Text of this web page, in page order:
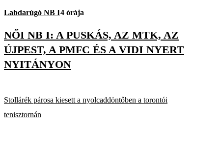
Labdarúgó NB I4 órája
NŐI NB I: A PUSKÁS, AZ MTK, AZ
ÚJPEST, A PMFC ÉS A VIDI NYERT
NYITÁNYON
Stollárék párosa kiesett a nyolcaddöntőben a torontói
tenisztornán